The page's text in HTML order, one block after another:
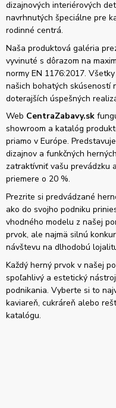
dizajnových interiérových
navrhnutých špeciálne pre
rodinné centrá.
Naša produktová galéria
vyvinuté s dôrazom na
normy EN 1176:2017.
našich bohatých skúseností
doterajších úspešných
Web CentraZabavy.sk
showroom a katalóg
priamo v Európe.
dizajnov a funkčných
zatraktívniť vašu prevádzku
priemere o 20 %.
Prezrite si predvádzané
ako do svojho podniku
vhodného modelu z našej
prvok, ale najmä silnú
návštevu na dlhodobú
Každý herný prvok v našej
spoľahlivý a estetický
podnikania. Vyberte si to
kaviareň, cukráreň alebo
katalógu.